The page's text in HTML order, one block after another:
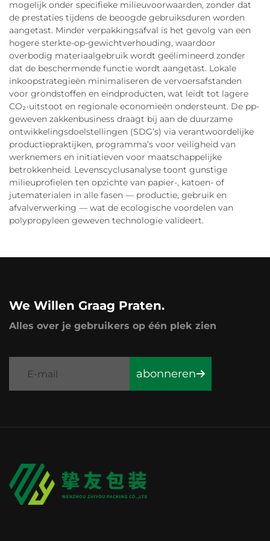
mogelijk onder specifieke milieuvoorwaarden, zonder dat
de prestaties tijdens de beoogde gebruiksduren worden
aangetast. Minder verpakkingsafval is het gevolg van een
hogere sterkte-op-gewichtverhouding, waardoor
overbodig materiaalgebruik wordt geëlimineerd zonder
dat de beschermende functie wordt aangetast. Lokale
inkoopstrategieën minimaliseren de vervoersafstanden
voor grondstoffen en eindproducten, wat leidt tot lagere
CO₂-uitstoot en regionale economieën ondersteunt. De pp-
geweven zakkenbusiness draagt bij aan de duurzame
ontwikkelingsdoelstellingen (SDG’s) via verantwoordelijke
productiepraktijken, programma’s voor veiligheid van
werknemers en initiatieven voor maatschappelijke
betrokkenheid. Levenscyclusanalyse toont gunstige
milieuprofielen ten opzichte van papier-, katoen- of
jutematerialen in alle fasen — productie, gebruik en
afvalverwerking — wat de ecologische voordelen van
polypropyleen geweven technologie valideert.
We Willen Graag Praten.
Alles over je gebruikers op één plek zien
abonneren